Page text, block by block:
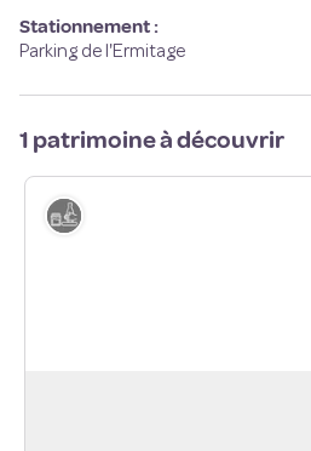
Stationnement :
Parking de l'Ermitage
1 patrimoine à découvrir